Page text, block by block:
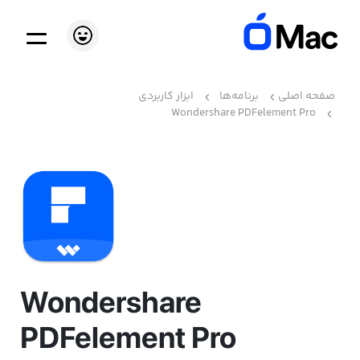
صفحه اصلی برنامه‌ها
ابزار کاربردی
Wondershare PDFelement Pro
Wondershare
PDFelement Pro